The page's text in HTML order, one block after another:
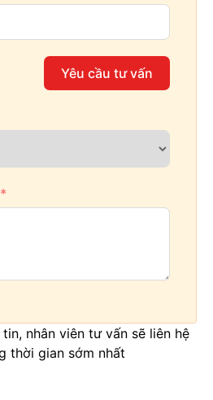
Yêu cầu tư vấn
nhân viên tư vấn sẽ liên hệ
thời gian sớm nhất